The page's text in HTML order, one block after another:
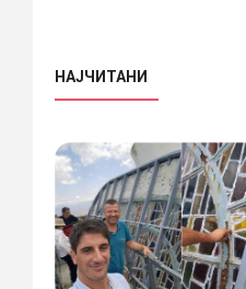
НАЈЧИТАНИ